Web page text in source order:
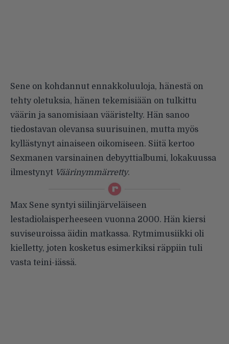
Sene on kohdannut ennakkoluuloja, hänestä on
tehty oletuksia, hänen tekemisiään on tulkittu
väärin ja sanomisiaan vääristelty. Hän sanoo
tiedostavan olevansa suurisuinen, mutta myös
kyllästynyt ainaiseen oikomiseen. Siitä kertoo
Sexmanen varsinainen debyyttialbumi, lokakuussa
ilmestynyt Väärinymmärretty.
Max Sene syntyi siilinjärveläiseen
lestadiolaisperheeseen vuonna 2000. Hän kiersi
suviseuroissa äidin matkassa. Rytmimusiikki oli
kielletty, joten kosketus esimerkiksi räppiin tuli
vasta teini-iässä.